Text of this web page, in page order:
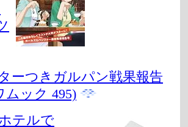
ーつきガルパン戦果報告
ムック 495)
テルで